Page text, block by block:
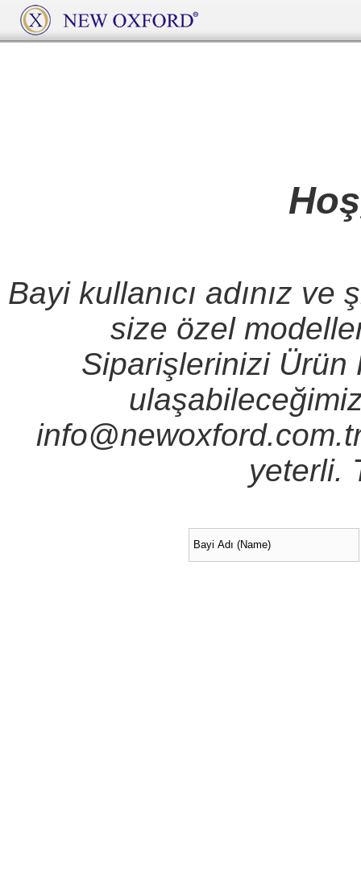
Bayi kullanıcı adınız
size özel
Siparişlerinizi Ürün
yeterli.